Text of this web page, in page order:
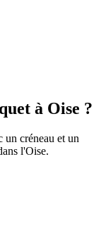
à Oise ?
un créneau et un
l'Oise.